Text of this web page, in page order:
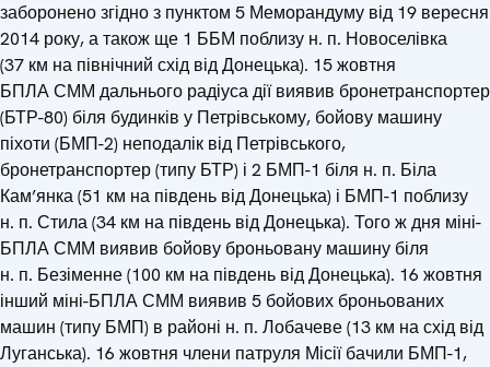
заборонено згідно з пунктом 5 Меморандуму від 19 вересня
2014 року, а також ще 1 ББМ поблизу н. п. Новоселівка
(37 км на північний схід від Донецька). 15 жовтня
БПЛА СММ дальнього радіуса дії виявив бронетранспортер
(БТР-80) біля будинків у Петрівському, бойову машину
піхоти (БМП-2) неподалік від Петрівського,
бронетранспортер (типу БТР) і 2 БМП-1 біля н. п. Біла
Кам’янка (51 км на південь від Донецька) і БМП-1 поблизу
н. п. Стила (34 км на південь від Донецька). Того ж дня міні-
БПЛА СММ виявив бойову броньовану машину біля
н. п. Безіменне (100 км на південь від Донецька). 16 жовтня
інший міні-БПЛА СММ виявив 5 бойових броньованих
машин (типу БМП) в районі н. п. Лобачеве (13 км на схід від
Луганська). 16 жовтня члени патруля Місії бачили БМП-1,